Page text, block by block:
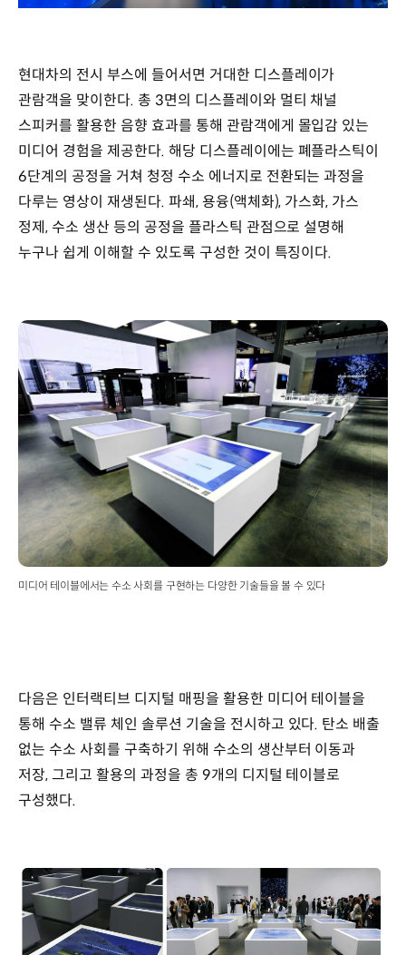
현대차의 전시 부스에 들어서면 거대한 디스플레이가
관람객을 맞이한다. 총 3면의 디스플레이와 멀티 채널
스피커를 활용한 음향 효과를 통해 관람객에게 몰입감 있는
미디어 경험을 제공한다. 해당 디스플레이에는 폐플라스틱이
6단계의 공정을 거쳐 청정 수소 에너지로 전환되는 과정을
다루는 영상이 재생된다. 파쇄, 용융(액체화), 가스화, 가스
정제, 수소 생산 등의 공정을 플라스틱 관점으로 설명해
누구나 쉽게 이해할 수 있도록 구성한 것이 특징이다.
미디어 테이블에서는 수소 사회를 구현하는 다양한 기술들을 볼 수 있다
다음은 인터랙티브 디지털 매핑을 활용한 미디어 테이블을
통해 수소 밸류 체인 솔루션 기술을 전시하고 있다. 탄소 배출
없는 수소 사회를 구축하기 위해 수소의 생산부터 이동과
저장, 그리고 활용의 과정을 총 9개의 디지털 테이블로
구성했다.